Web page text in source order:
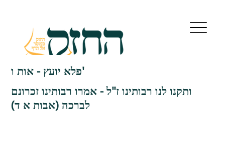
פלא יועץ - אות ו'
ותקנו לנו רבותינו ז"ל - אמרו רבותינו זכרונם
לברכה (אבות א ד)